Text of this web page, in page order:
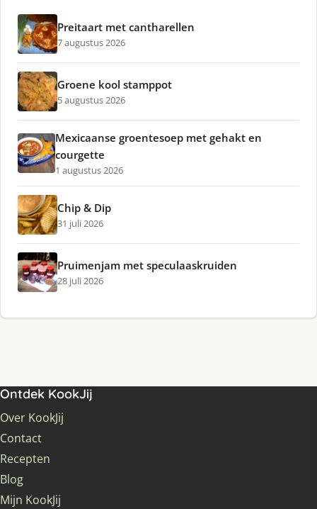
Preitaart met cantharellen
7 augustus 2026
Groene kool stamppot
5 augustus 2026
Mexicaanse groentesoep met gehakt en
courgette
1 augustus 2026
Chip & Dip
31 juli 2026
Pruimenjam met speculaaskruiden
28 juli 2026
Ontdek KookJij
Over KookJij
Contact
Recepten
Blog
Mijn KookJij